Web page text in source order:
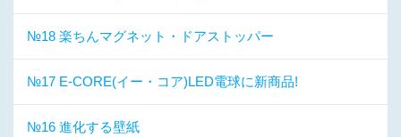
№18 楽ちんマグネット・ドアストッパー
№17 E-CORE(イー・コア)LED電球に新商品!
№16 進化する壁紙